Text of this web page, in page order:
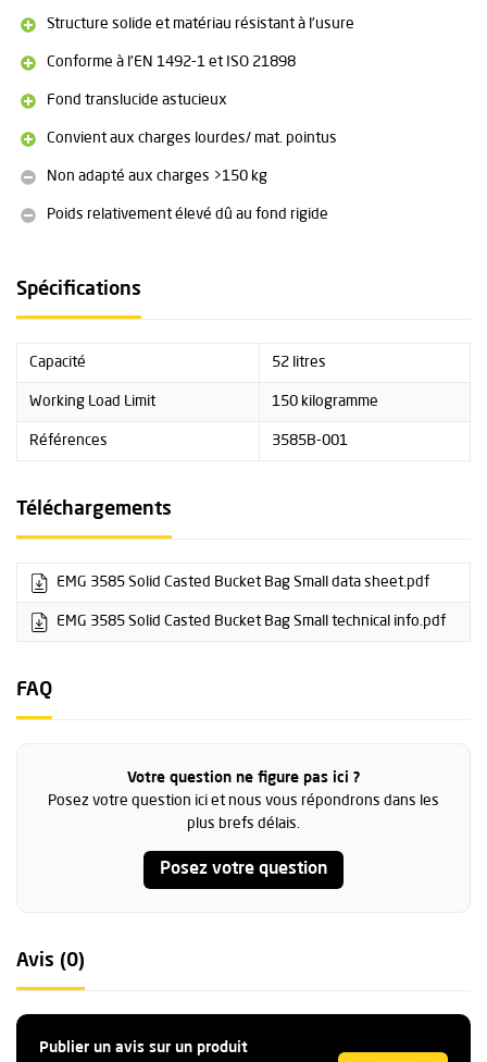
Dimensions ouvert : 28 x 26 x 85 cm (L x l x h)
Hauteur de levage : 85 cm
Matière (fond) : PEHD (plastique rigide)
Matière (sangles) : polyester 38 mm
Poignées latérales
Certification : EN 1492-1, ISO 21898
Structure solide et matériau résistant à l’usure
Conforme à l’EN 1492-1 et ISO 21898
Fond translucide astucieux
Convient aux charges lourdes/ mat. pointus
Non adapté aux charges >150 kg
Poids relativement élevé dû au fond rigide
Spécifications
Capacité 52 litres
Working Load Limit 150 kilogramme
Références 3585B-001
Téléchargements
EMG 3585 Solid Casted Bucket Bag Small data sheet.pdf
EMG 3585 Solid Casted Bucket Bag Small technical info.pdf
FAQ
Votre question ne figure pas ici ?
Posez votre question ici et nous vous répondrons dans les
plus brefs délais.
Posez votre question
Avis (0)
Publier un avis sur un produit